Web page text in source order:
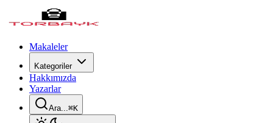
Makaleler
Kategoriler
Hakkımızda
Yazarlar
Ara...⌘K